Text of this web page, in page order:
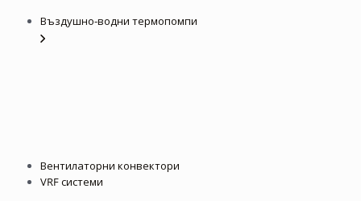
Въздушно-водни термопомпи
Вентилаторни конвектори
VRF системи